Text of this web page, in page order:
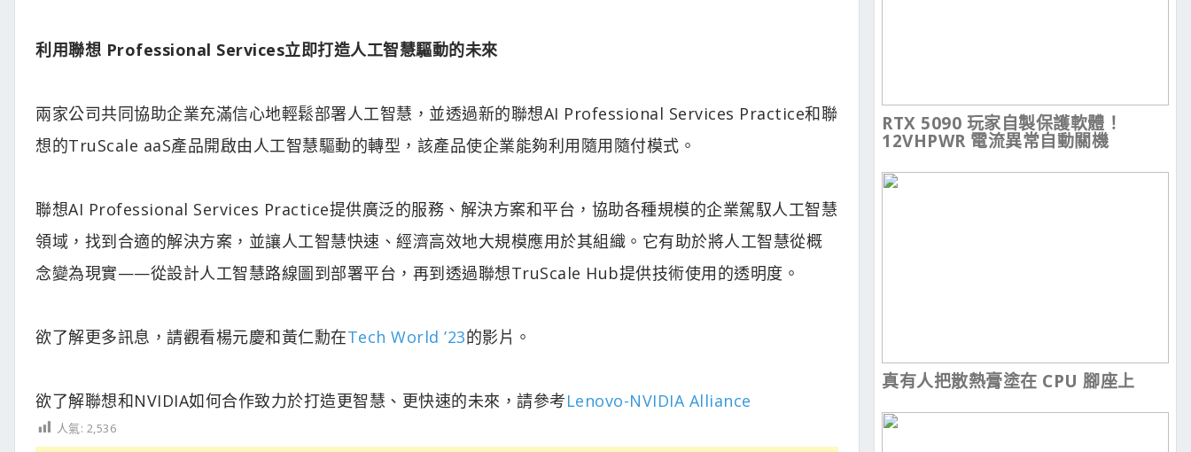
利用聯想 Professional Services立即打造人工智慧驅動的未來
兩家公司共同協助企業充滿信心地輕鬆部署人工智慧，並透過新的聯想AI Professional Services Practice和聯
想的TruScale aaS產品開啟由人工智慧驅動的轉型，該產品使企業能夠利用隨用隨付模式。
聯想AI Professional Services Practice提供廣泛的服務、解決方案和平台，協助各種規模的企業駕馭人工智慧
領域，找到合適的解決方案，並讓人工智慧快速、經濟高效地大規模應用於其組織。它有助於將人工智慧從概
念變為現實——從設計人工智慧路線圖到部署平台，再到透過聯想TruScale Hub提供技術使用的透明度。
欲了解更多訊息，請觀看楊元慶和黃仁勳在Tech World ’23的影片。
欲了解聯想和NVIDIA如何合作致力於打造更智慧、更快速的未來，請參考Lenovo-NVIDIA Alliance
人氣: 2,536
RTX 5090 玩家自製保護軟體！
12VHPWR 電流異常自動關機
真有人把散熱膏塗在 CPU 腳座上